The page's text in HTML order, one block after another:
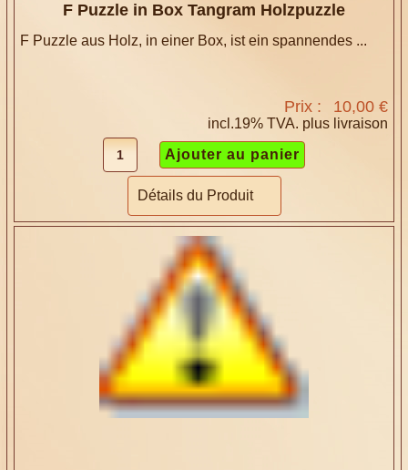
F Puzzle in Box Tangram Holzpuzzle
F Puzzle aus Holz, in einer Box, ist ein spannendes ...
Prix : 10,00 €
incl.19% TVA. plus livraison
Détails du Produit